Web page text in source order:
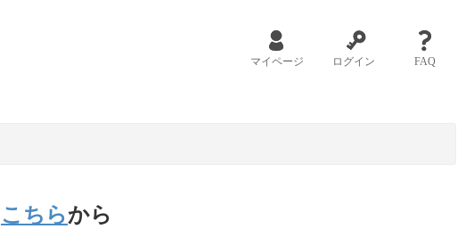
マイページ ログイン FAQ
こちらから